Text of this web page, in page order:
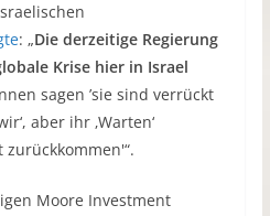
: „Die derzeitige Regierung
Krise hier in Israel
sagen ’sie sind verrückt
aber ihr ‚Warten‘
zurückkommen'“.
Moore Investment